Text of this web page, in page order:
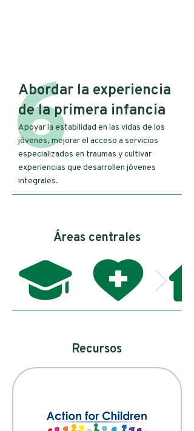
6
Abordar la experiencia
de la primera infancia
Apoyar la estabilidad en las vidas de los
jóvenes, mejorar el acceso a servicios
especializados en traumas y cultivar
experiencias que desarrollen jóvenes
integrales.
Áreas centrales
Recursos